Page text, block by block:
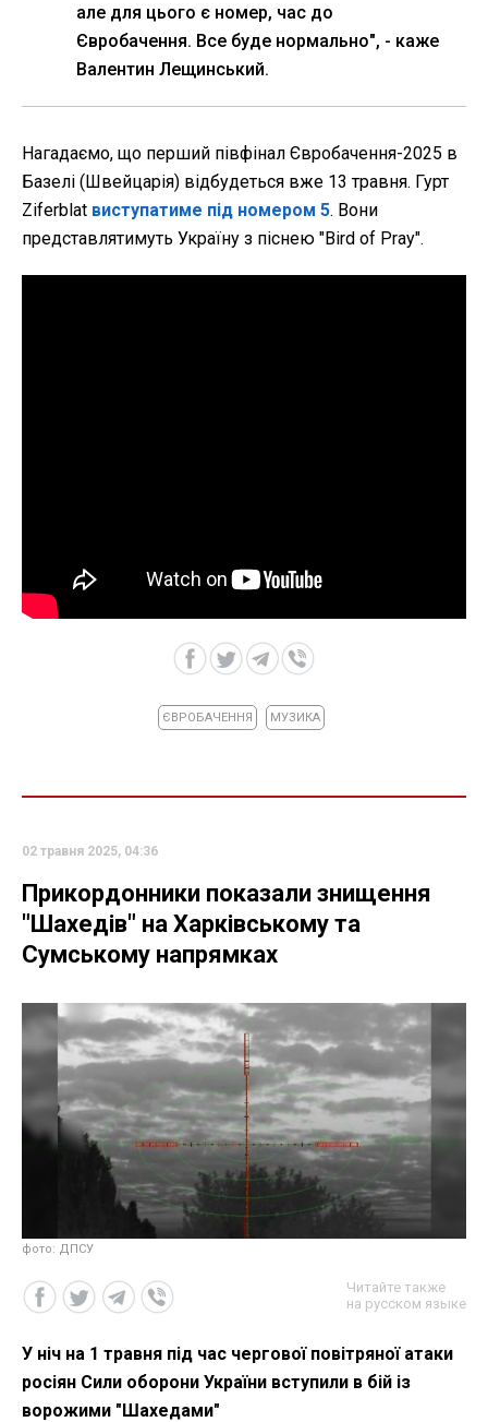
але для цього є номер, час до
Євробачення. Все буде нормально", - каже
Валентин Лещинський.
Нагадаємо, що перший півфінал Євробачення-2025 в
Базелі (Швейцарія) відбудеться вже 13 травня. Гурт
Ziferblat виступатиме під номером 5. Вони
представлятимуть Україну з піснею "Bird of Pray".
ЄВРОБАЧЕННЯ МУЗИКА
02 травня 2025, 04:36
Прикордонники показали знищення
"Шахедів" на Харківському та
Сумському напрямках
фото: ДПСУ
Читайте также
на русском языке
У ніч на 1 травня під час чергової повітряної атаки
росіян Сили оборони України вступили в бій із
ворожими "Шахедами"